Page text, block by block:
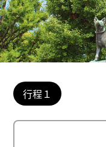
行程１